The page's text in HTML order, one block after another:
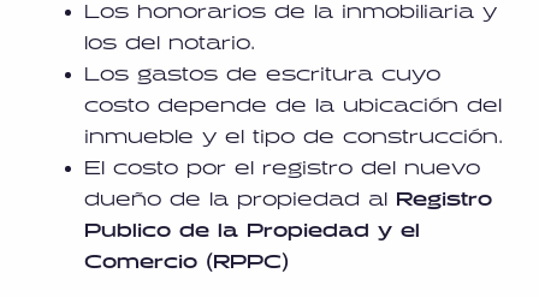
Los honorarios de la inmobiliaria y
los del notario.
Los gastos de escritura cuyo
costo depende de la ubicación del
inmueble y el tipo de construcción.
El costo por el registro del nuevo
dueño de la propiedad al Registro
Publico de la Propiedad y el
Comercio (RPPC)